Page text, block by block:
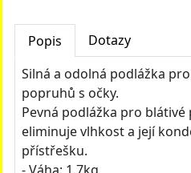
Popis
Dotazy
Silná a odolná podlážka
popruhů s očky.
Pevná podlážka pro
eliminuje vlhkost a její
přístřešku.